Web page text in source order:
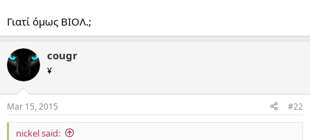
Γιατί όμως ΒΙΟΛ.;
cougr
¥
Mar 15, 2015 #22
nickel said: